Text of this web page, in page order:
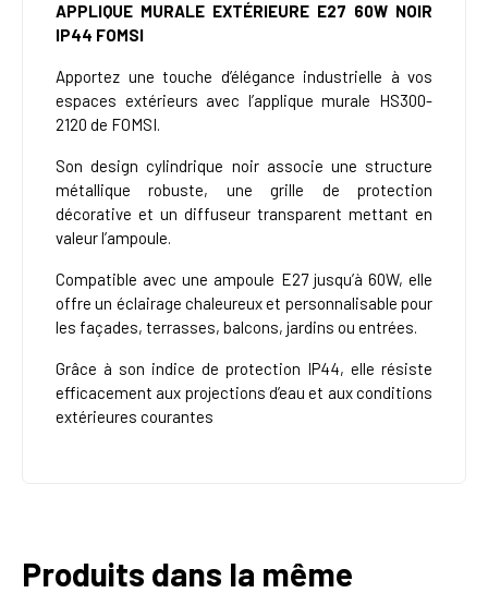
APPLIQUE MURALE EXTÉRIEURE E27 60W NOIR
IP44 FOMSI
Apportez une touche d’élégance industrielle à vos
espaces extérieurs avec l’applique murale HS300-
2120 de FOMSI.
Son design cylindrique noir associe une structure
métallique robuste, une grille de protection
décorative et un diffuseur transparent mettant en
valeur l’ampoule.
Compatible avec une ampoule E27 jusqu’à 60W, elle
offre un éclairage chaleureux et personnalisable pour
les façades, terrasses, balcons, jardins ou entrées.
Grâce à son indice de protection IP44, elle résiste
efficacement aux projections d’eau et aux conditions
extérieures courantes
Produits dans la même